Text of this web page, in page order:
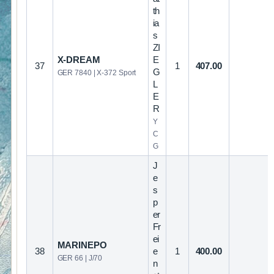
37
X-DREAM
GER 7840 | X-372 Sport
th
ia
s
ZI
E
G
L
E
R
Y
C
G
1 407.00
38
MARINEPO
GER 66 | J/70
J
e
s
p
er
Fr
ei
e
n
1 400.00